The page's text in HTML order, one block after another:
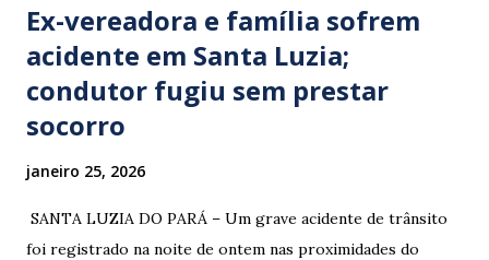
Ex-vereadora e família sofrem
acidente em Santa Luzia;
condutor fugiu sem prestar
socorro
janeiro 25, 2026
​ SANTA LUZIA DO PARÁ – Um grave acidente de trânsito
foi registrado na noite de ontem nas proximidades do